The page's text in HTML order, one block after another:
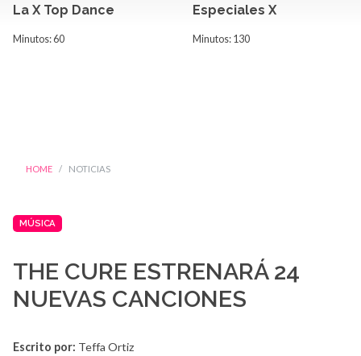
La X Top Dance
Minutos: 60
Especiales X
Minutos: 130
HOME NOTICIAS
MÚSICA
THE CURE ESTRENARÁ 24
NUEVAS CANCIONES
Escrito por: Teffa Ortiz